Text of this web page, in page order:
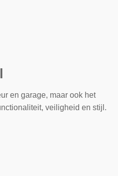
en garage, maar ook het
veiligheid en stijl.